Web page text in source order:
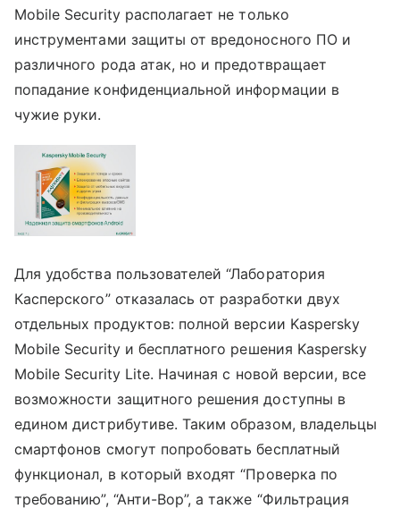
Mobile Security располагает не только
инструментами защиты от вредоносного ПО и
различного рода атак, но и предотвращает
попадание конфиденциальной информации в
чужие руки.
Для удобства пользователей “Лаборатория
Касперского” отказалась от разработки двух
отдельных продуктов: полной версии Kaspersky
Mobile Security и бесплатного решения Kaspersky
Mobile Security Lite. Начиная с новой версии, все
возможности защитного решения доступны в
едином дистрибутиве. Таким образом, владельцы
смартфонов смогут попробовать бесплатный
функционал, в который входят “Проверка по
требованию”, “Анти-Вор”, а также “Фильтрация